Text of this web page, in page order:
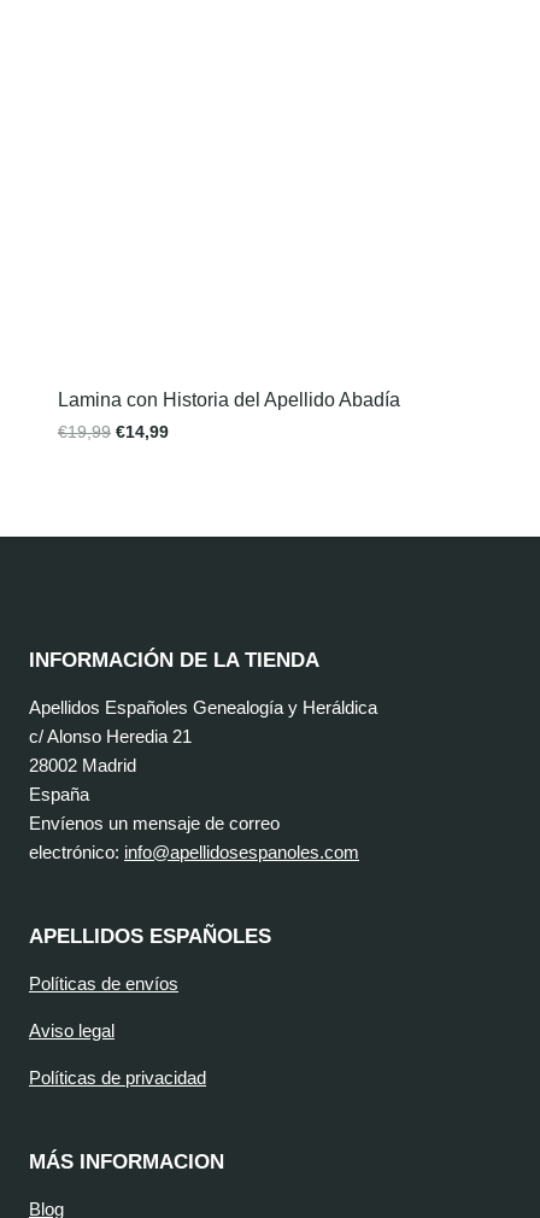
Lamina con Historia del Apellido Abadía
€19,99 €14,99
INFORMACIÓN DE LA TIENDA
Apellidos Españoles Genealogía y Heráldica
c/ Alonso Heredia 21
28002 Madrid
España
Envíenos un mensaje de correo
electrónico: info@apellidosespanoles.com
APELLIDOS ESPAÑOLES
Políticas de envíos
Aviso legal
Políticas de privacidad
MÁS INFORMACION
Blog